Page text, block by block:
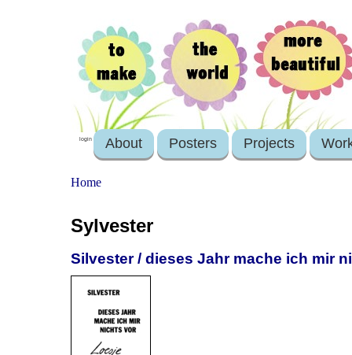
login About Posters Projects
Home
Sylvester
Silvester / dieses Jahr mache ich mir